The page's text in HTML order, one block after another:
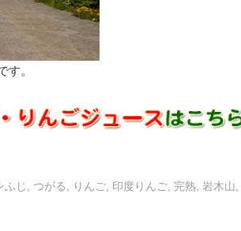
す。
ふじ つがる りんご 印度りんご 完熟 岩木山